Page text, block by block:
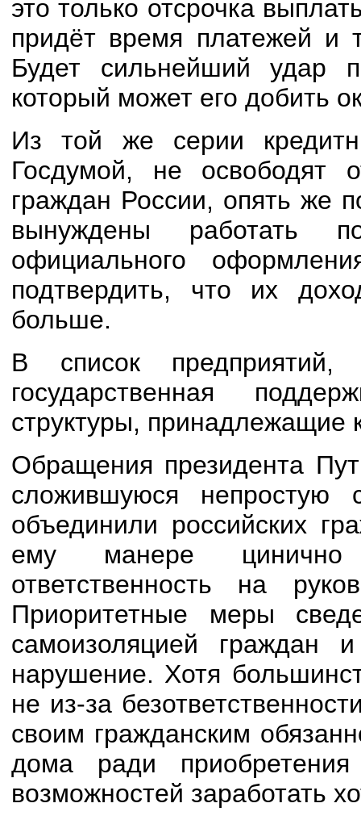
это только отсрочка
придёт время платежей и
Будет сильнейший удар
который может его добить
Из той же серии
Госдумой, не освободят
граждан России, опять же
вынуждены работать
официального
подтвердить, что их
больше.
В список предприятий,
государственная
структуры, принадлежащие
Обращения президента
сложившуюся
объединили российских
ему манере цинично
ответственность на
Приоритетные меры
самоизоляцией граждан
нарушение. Хотя
не из-за
своим гражданским
дома ради
возможностей заработать